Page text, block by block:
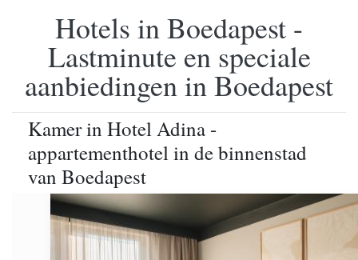
Hotels in Boedapest -
Lastminute en speciale
aanbiedingen in Boedapest
Kamer in Hotel Adina -
appartementhotel in de binnenstad
van Boedapest